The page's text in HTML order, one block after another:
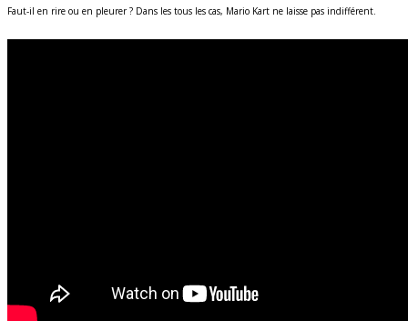
Faut-il en rire ou en pleurer ? Dans les tous les cas, Mario Kart ne laisse pas indifférent.